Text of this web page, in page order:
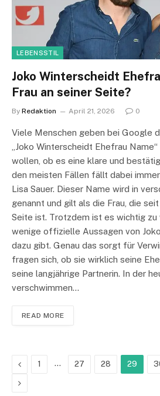
LEBENSSTIL
Joko Winterscheidt
Frau an seiner Seite?
By Redaktion April 21, 2026 0
Viele Menschen geben bei Google
„Joko Winterscheidt Ehefrau
wollen, ob es eine klare und
den meisten Fällen fällt dabei
Lisa Sauer. Dieser Name wird in
genannt und gilt als die Frau, die
Seite ist. Trotzdem ist es wichtig zu
wenige offizielle Aussagen von
dazu gibt. Genau das sorgt für
fragen sich, ob sie wirklich seine
seine langjährige Partnerin. In der
verschwimmen…
READ MORE
Previous
1 … 27 28 29
Next